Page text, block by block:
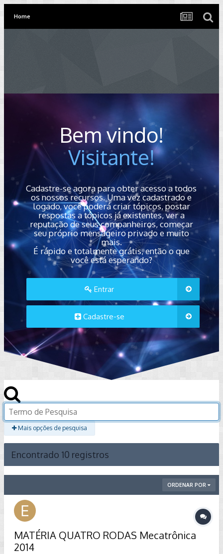
Home
Bem vindo!
Visitante!
Cadastre-se agora para obter acesso a todos
os nossos recursos. Uma vez cadastrado e
logado, você poderá criar tópicos, postar
respostas a tópicos já existentes, ver a
reputação de seus companheiros, começar
seu próprio mensageiro privado e muito
mais.
É rápido e totalmente grátis, então o que
você está esperando?
Entrar
Cadastre-se
Mais opções de pesquisa
Encontrado 10 registros
ORDENAR POR
MATÉRIA QUATRO RODAS Mecatrônica
2014